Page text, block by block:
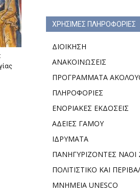
ΧΡΗΣΙΜΕΣ ΠΛΗΡΟΦΟΡΙΕΣ
ΔΙΟΙΚΗΣΗ
ΑΝΑΚΟΙΝΩΣΕΙΣ
ΠΡΟΓΡΑΜΜΑΤΑ
ΠΛΗΡΟΦΟΡΙΕΣ
ΕΝΟΡΙΑΚΕΣ ΕΚΔΟΣΕΙΣ
ΑΔΕΙΕΣ ΓΑΜΟΥ
ΙΔΡΥΜΑΤΑ
ΠΑΝΗΓΥΡΙΖΟΝΤΕΣ ΝΑΟΙ
ΠΟΛΙΤΙΣΤΙΚΟ ΚΑΙ
ΜΝΗΜΕΙΑ UNESCO